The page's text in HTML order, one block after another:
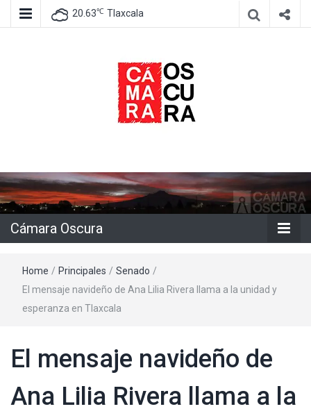
20.63℃ Tlaxcala
Cámara
Oscura
Cámara Oscura
Home / Principales / Senado /
El mensaje navideño de Ana Lilia Rivera llama a la unidad y
esperanza en Tlaxcala
El mensaje navideño de
Ana Lilia Rivera llama a la